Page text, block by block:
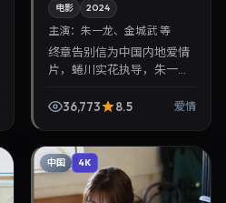
电影 2024
主演：朱一龙、金城武 等
终章告别信为中国内地爱情
片，蜷川实花执导，朱一
年1月5日首映，讲述人性抉
36,773 8.5 爱情
中国 4K